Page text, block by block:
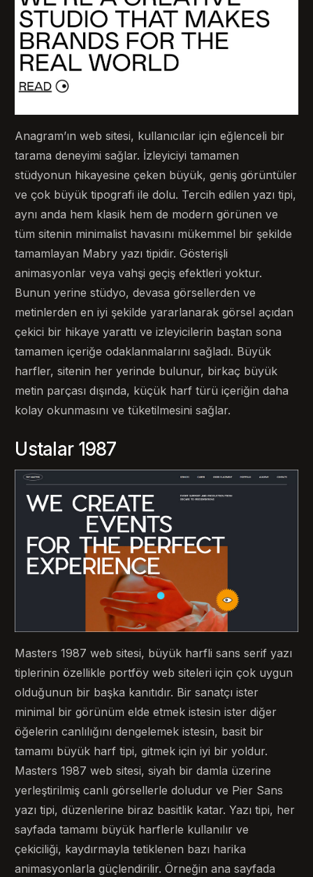
Anagram’ın web sitesi, kullanıcılar için eğlenceli bir
tarama deneyimi sağlar. İzleyiciyi tamamen
stüdyonun hikayesine çeken büyük, geniş görüntüler
ve çok büyük tipografi ile dolu. Tercih edilen yazı tipi,
aynı anda hem klasik hem de modern görünen ve
tüm sitenin minimalist havasını mükemmel bir şekilde
tamamlayan Mabry yazı tipidir. Gösterişli
animasyonlar veya vahşi geçiş efektleri yoktur.
Bunun yerine stüdyo, devasa görsellerden ve
metinlerden en iyi şekilde yararlanarak görsel açıdan
çekici bir hikaye yarattı ve izleyicilerin baştan sona
tamamen içeriğe odaklanmalarını sağladı. Büyük
harfler, sitenin her yerinde bulunur, birkaç büyük
metin parçası dışında, küçük harf türü içeriğin daha
kolay okunmasını ve tüketilmesini sağlar.
Ustalar 1987
Masters 1987 web sitesi, büyük harfli sans serif yazı
tiplerinin özellikle portföy web siteleri için çok uygun
olduğunun bir başka kanıtıdır. Bir sanatçı ister
minimal bir görünüm elde etmek istesin ister diğer
öğelerin canlılığını dengelemek istesin, basit bir
tamamı büyük harf tipi, gitmek için iyi bir yoldur.
Masters 1987 web sitesi, siyah bir damla üzerine
yerleştirilmiş canlı görsellerle doludur ve Pier Sans
yazı tipi, düzenlerine biraz basitlik katar. Yazı tipi, her
sayfada tamamı büyük harflerle kullanılır ve
çekiciliği, kaydırmayla tetiklenen bazı harika
animasyonlarla güçlendirilir. Örneğin ana sayfada